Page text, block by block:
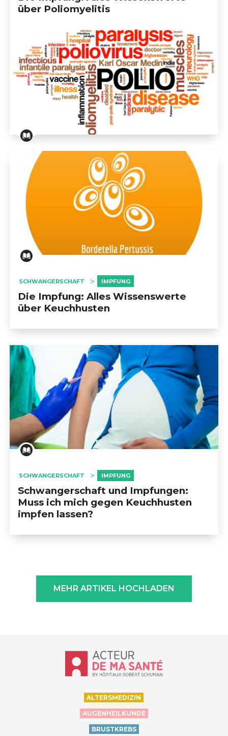
                            WEITERE INFORMATIONEN
über Poliomyelitis
Die Impfung: Alles Wissenswerte über Poliomyelitis
SCHWANGERSCHAFT IMPFUNG
Die Impfung: Alles Wissenswerte
über Keuchhusten
SCHWANGERSCHAFT IMPFUNG
Schwangerschaft und Impfungen:
Muss ich mich gegen Keuchhusten
impfen lassen?
MEHR ARTIKEL HOCHLADEN
Accueil - Acteur de ma santé, by
ALTERSMEDIZIN
AUGENHEILKUNDE
BRUSTKREBS